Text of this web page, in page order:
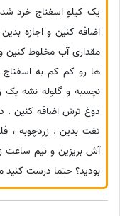
یک کیلو اسفناج خرد
اضافه کنین و اجازه
مقداری آب مخلوط کنین
ها رو کم کم به
نچسبه و گلوله نشه یک
دوغ ترش اضافه کنین .
تفت بدین . زردچوبه ،
آش بریزین و نیم ساعت
بودید؟ حتما درست